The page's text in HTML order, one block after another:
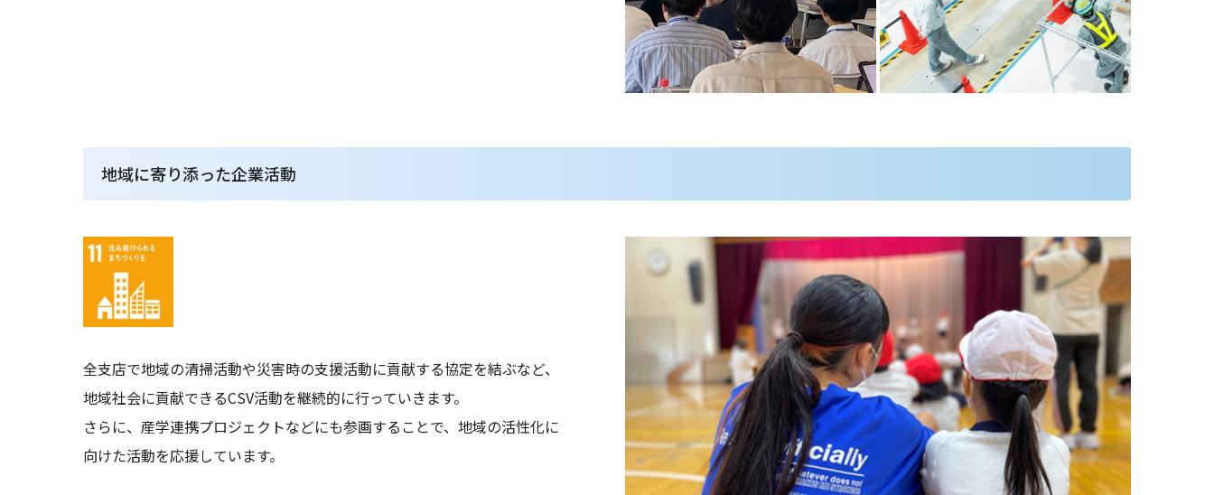
地域に寄り添った企業活動
全支店で地域の清掃活動や災害時の支援活動に貢献する協定を結ぶなど、
地域社会に貢献できるCSV活動を継続的に行っていきます。
さらに、産学連携プロジェクトなどにも参画することで、地域の活性化に
向けた活動を応援しています。